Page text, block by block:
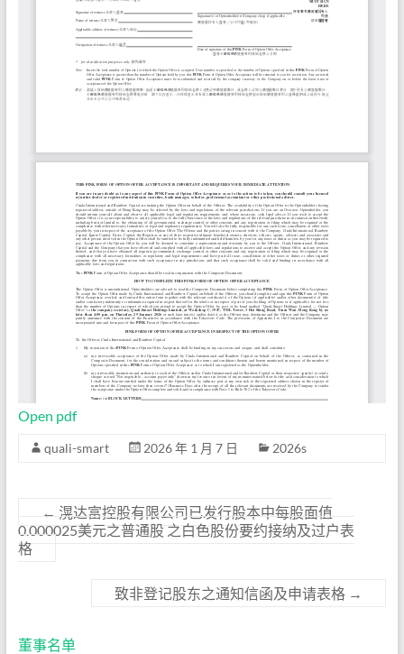
Open pdf
quali-smart 2026 年 1 月 7 日 2026s
← 滉达富控股有限公司已发行股本中每股面值
0.000025美元之普通股 之白色股份要约接纳及过户表
格
致非登记股东之通知信函及申请表格 →
董事名单